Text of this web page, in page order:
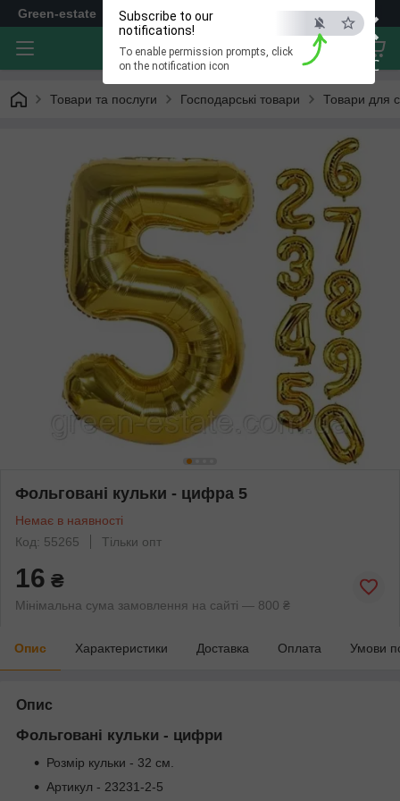
×
ESC
Subscribe to our
notifications!
To enable permission prompts, click
on the notification icon
Green-estate
Товари та послуги Господарські товари Товари для
Фольговані кульки - цифра 5
Немає в наявності
Код: 55265
Тільки опт
16 ₴
Мінімальна сума замовлення на сайті — 800 ₴
Опис Характеристики Доставка Оплата Умови
Опис
Фольговані кульки - цифри
Розмір кульки - 32 см.
Артикул - 23231-2-5